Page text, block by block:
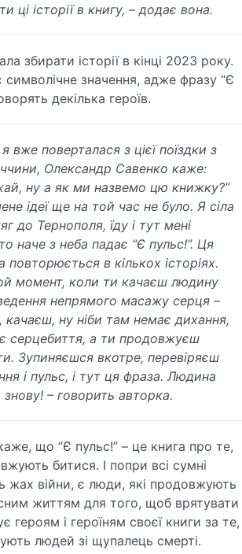
ці історії в книгу, – додає вона.
збирати історії в кінці 2023 року.
значення, адже фразу “Є
декілька героїв.
вже поверталася з цієї поїздки з
Олександр Савенко каже:
ну а як ми назвемо цю книжку?”
ідеї ще на той час не було. Я сіла
до Тернополя, їду і тут мені
наче з неба падає “Є пульс!”. Ця
повторюється в кількох історіях.
момент, коли ти качаєш людину
непрямого масажу серця –
, качаєш, ну ніби там немає дихання,
серцебиття, а ти продовжуєш
Зупиняєшся вкотре, перевіряєш
і пульс, і тут ця фраза. Людина
– говорить авторка.
що “Є пульс!” – це книга про те,
битися. І попри всі сумні
жах війни, є люди, які продовжують
життям для того, щоб врятувати
героям і героїням своєї книги за те,
людей зі щупалець смерті.